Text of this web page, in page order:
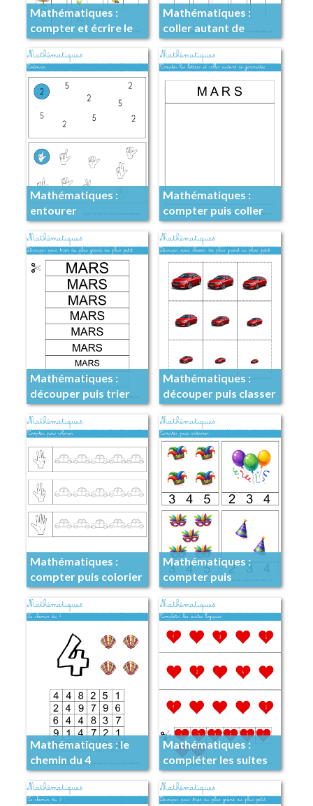
Mathématiques :
compter et écrire le
nombre
Mathématiques :
coller autant de
gommettes
Mathématiques :
entourer
Mathématiques :
compter puis coller
autant
Mathématiques :
découper puis trier
Mathématiques :
découper puis classer
Mathématiques :
compter puis colorier
Mathématiques :
compter puis
entourer
Mathématiques : le
chemin du 4
Mathématiques :
compléter les suites
logiques